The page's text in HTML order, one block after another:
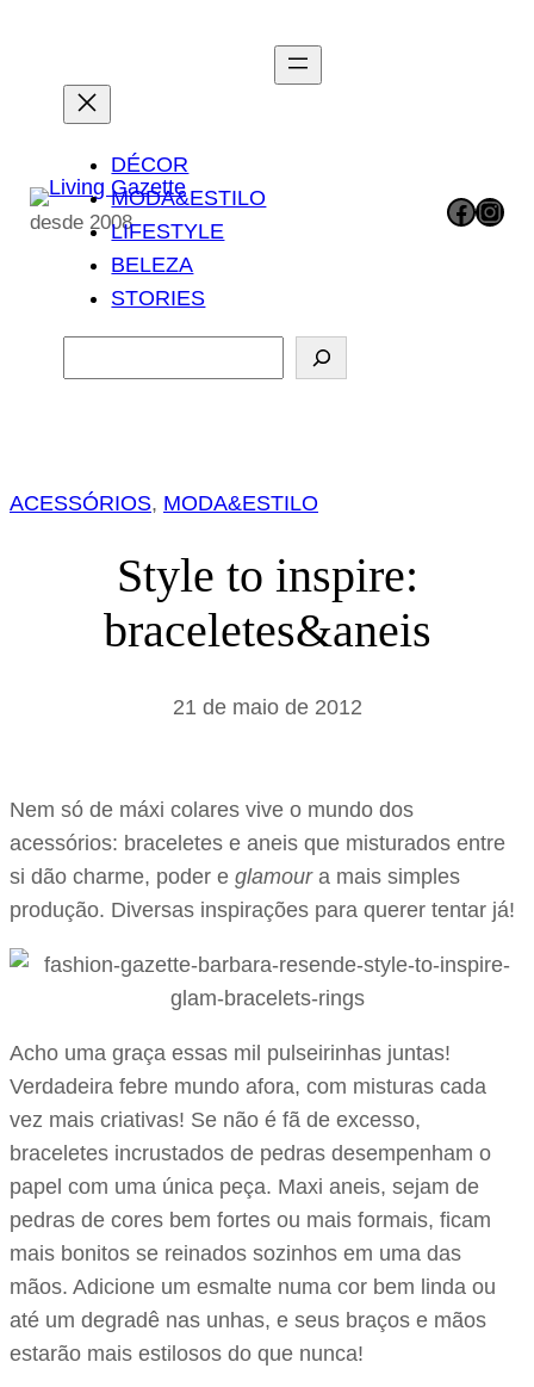
conteúdo
desde 2008
DÉCOR
MODA&ESTILO
LIFESTYLE
BELEZA
STORIES
e
i
Facebook Instagram
ACESSÓRIOS, MODA&ESTILO
Style to inspire:
braceletes&aneis
21 de maio de 2012
Nem só de máxi colares vive o mundo dos
acessórios: braceletes e aneis que misturados entre
si dão charme, poder e glamoura mais simples
produção. Diversas inspirações para querer tentar já!
Acho uma graça essas mil pulseirinhas juntas!
Verdadeira febre mundo afora, com misturas cada
vez mais criativas! Se não é fã de excesso,
braceletes incrustados de pedras desempenham o
papel com uma única peça. Maxi aneis, sejam de
pedras de cores bem fortes ou mais formais, ficam
mais bonitos se reinados sozinhos em uma das
mãos. Adicione um esmalte numa cor bem linda ou
até um degradê nas unhas, e seus braços e mãos
estarão mais estilosos do que nunca!